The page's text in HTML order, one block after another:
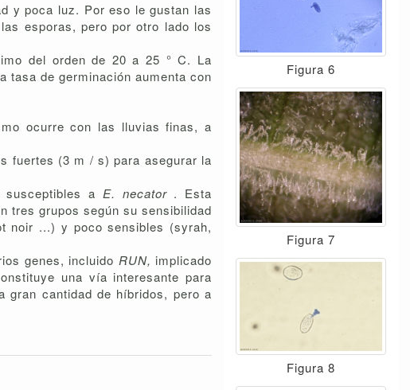
y poca luz. Por eso le gustan las
esporas, pero por otro lado los
del orden de 20 a 25 ° C. La
tasa de germinación aumenta con
ocurre con las lluvias finas, a
fuertes (3 m / s) para asegurar la
a E. necator . Esta
tres grupos según su sensibilidad
noir ...) y poco sensibles (syrah,
genes, incluido RUN, implicado
una vía interesante para
gran cantidad de híbridos, pero a
Figura 6
Figura 7
Figura 8